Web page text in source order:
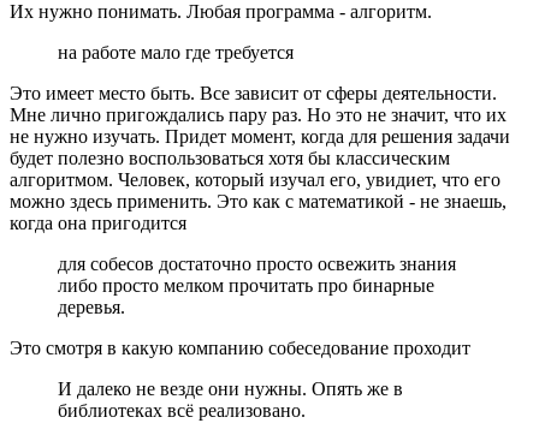
Их нужно понимать. Любая программа - алгоритм.
на работе мало где требуется
Это имеет место быть. Все зависит от сферы деятельности.
Мне лично пригождались пару раз. Но это не значит, что их
не нужно изучать. Придет момент, когда для решения задачи
будет полезно воспользоваться хотя бы классическим
алгоритмом. Человек, который изучал его, увидиет, что его
можно здесь применить. Это как с математикой - не знаешь,
когда она пригодится
для собесов достаточно просто освежить знания
либо просто мелком прочитать про бинарные
деревья.
Это смотря в какую компанию собеседование проходит
И далеко не везде они нужны. Опять же в
библиотеках всё реализовано.